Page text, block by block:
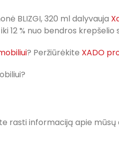
BLIZGI, 320 ml dalyvauja
12 % nuo bendros
? Peržiūrėkite XADO
rasti informaciją apie